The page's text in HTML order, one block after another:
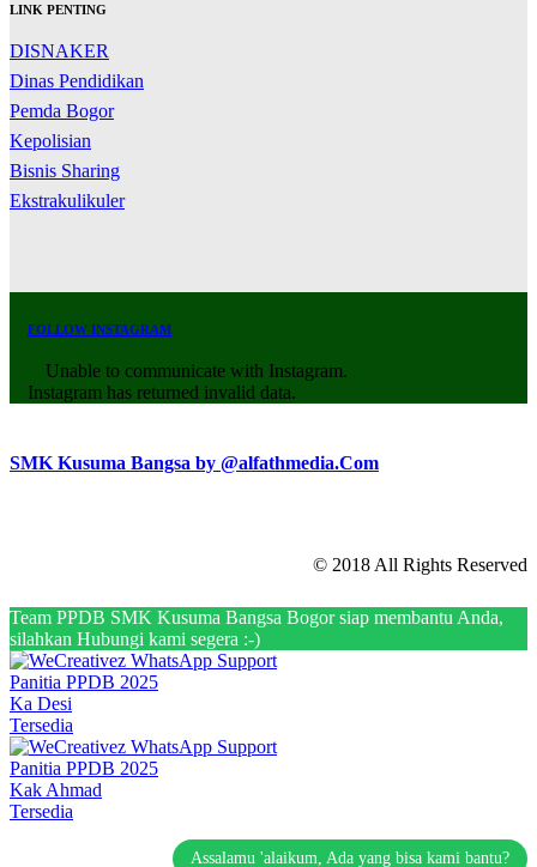
LINK PENTING
DISNAKER
Dinas Pendidikan
Pemda Bogor
Kepolisian
Bisnis Sharing
Ekstrakulikuler
FOLLOW INSTAGRAM
Unable to communicate with Instagram.
Instagram has returned invalid data.
SMK Kusuma Bangsa by @alfathmedia.Com
© 2018 All Rights Reserved
Team PPDB SMK Kusuma Bangsa Bogor siap membantu Anda,
silahkan Hubungi kami segera :-)
Panitia PPDB 2025
Ka Desi
Tersedia
Panitia PPDB 2025
Kak Ahmad
Tersedia
Assalamu 'alaikum, Ada yang bisa kami bantu?